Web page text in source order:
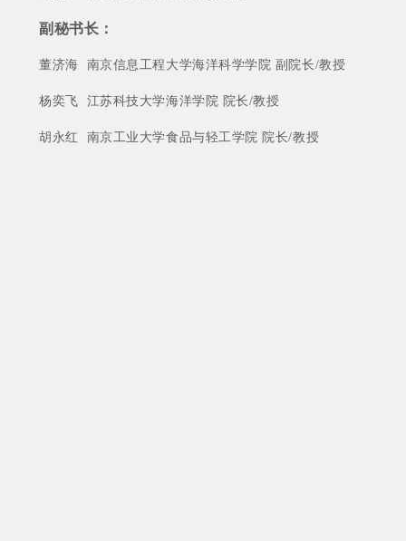
副秘书长：
董济海 南京信息工程大学海洋科学学院 副院长/教授
杨奕飞 江苏科技大学海洋学院 院长/教授
胡永红 南京工业大学食品与轻工学院 院长/教授